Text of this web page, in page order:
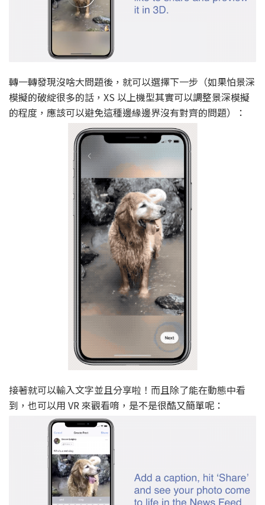
轉一轉發現沒啥大問題後，就可以選擇下一步（如果怕景深
模擬的破綻很多的話，XS 以上機型其實可以調整景深模擬
的程度，應該可以避免這種邊緣邊界沒有對齊的問題）：
接著就可以輸入文字並且分享啦！而且除了能在動態中看
到，也可以用 VR 來觀看唷，是不是很酷又簡單呢：